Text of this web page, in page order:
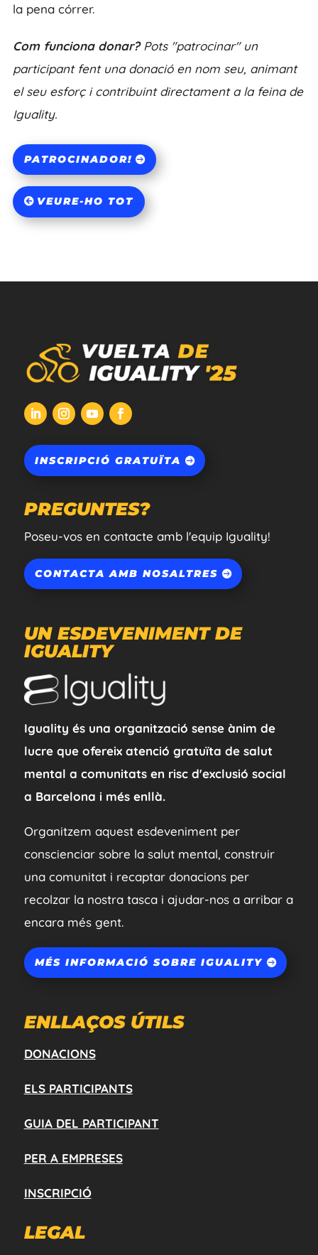
la pena córrer.
Com funciona donar?Pots "patrocinar" un
participant fent una donació en nom seu, animant
el seu esforç i contribuint directament a la feina de
Iguality.
PATROCINADOR!
VEURE-HO TOT
INSCRIPCIÓ GRATUÏTA
PREGUNTES?
Poseu-vos en contacte amb l'equip Iguality!
CONTACTA AMB NOSALTRES
UN ESDEVENIMENT DE
IGUALITY
Iguality és una organització sense ànim de
lucre que ofereix atenció gratuïta de salut
mental a comunitats en risc d'exclusió social
a Barcelona i més enllà.
Organitzem aquest esdeveniment per
conscienciar sobre la salut mental, construir
una comunitat i recaptar donacions per
recolzar la nostra tasca i ajudar-nos a arribar a
encara més gent.
MÉS INFORMACIÓ SOBRE IGUALITY
ENLLAÇOS ÚTILS
DONACIONS
ELS PARTICIPANTS
GUIA DEL PARTICIPANT
PER A EMPRESES
INSCRIPCIÓ
LEGAL